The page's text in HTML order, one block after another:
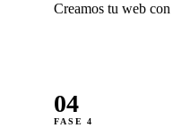
Creamos tu web
04
FASE 4